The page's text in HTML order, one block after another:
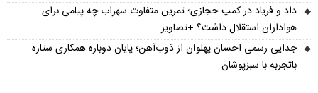
داد و فریاد در کمپ حجازی؛ تمرین متفاوت سهراب چه پیامی برای
هواداران استقلال داشت؟ +تصاویر
جدایی رسمی احسان پهلوان از ذوب‌آهن؛ پایان دوباره همکاری ستاره
باتجربه با سبزپوشان